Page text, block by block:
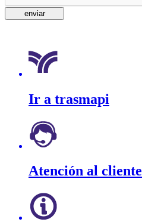
Ir a trasmapi
Atención al cliente